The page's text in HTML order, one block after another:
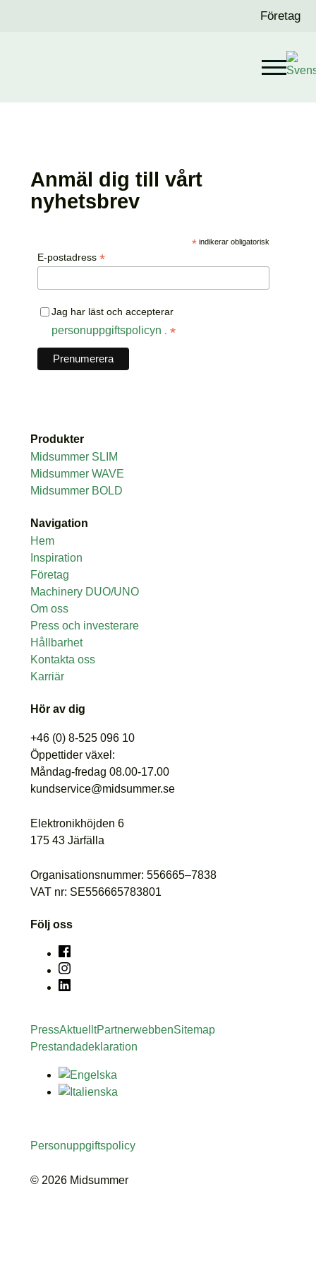
Företag
Anmäl dig till vårt
nyhetsbrev
*indikerar obligatorisk
E-postadress *
Jag har läst och accepterar
personuppgiftspolicyn . *
Produkter
Midsummer SLIM
Midsummer WAVE
Midsummer BOLD
Navigation
Hem
Inspiration
Företag
Machinery DUO/UNO
Om oss
Press och investerare
Hållbarhet
Kontakta oss
Karriär
Hör av dig
+46 (0) 8-525 096 10
Öppettider växel:
Måndag-fredag 08.00-17.00
kundservice@midsummer.se
Elektronikhöjden 6
175 43 Järfälla
Organisationsnummer: 556665–7838
VAT nr: SE556665783801
Följ oss
PressAktuelltPartnerwebbenSitemap
Prestandadeklaration
Personuppgiftspolicy
© 2026 Midsummer